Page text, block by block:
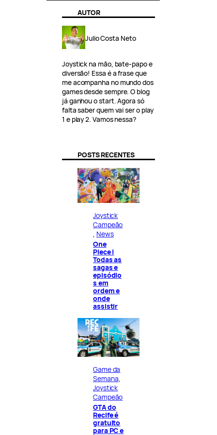
AUTOR
Julio Costa Neto
Joystick na mão, bate-papo e
diversão! Essa é a frase que
me acompanha no mundo dos
games desde sempre. O blog
já ganhou o start. Agora só
falta saber quem vai ser o play
1 e play 2. Vamos nessa?
POSTS RECENTES
Joystick
Campeão
News
One
Piece |
Todas as
sagas e
episódio
s em
ordem e
onde
assistir
Game da
Semana
Joystick
Campeão
GTA do
Recife é
gratuito
para PC e